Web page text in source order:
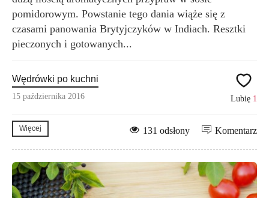
pomidorowym. Powstanie tego dania wiąże się z
czasami panowania Brytyjczyków w Indiach. Resztki
pieczonych i gotowanych...
Wędrówki po kuchni
15 października 2016 Lubię 1
Więcej Komentarz
131 odsłony